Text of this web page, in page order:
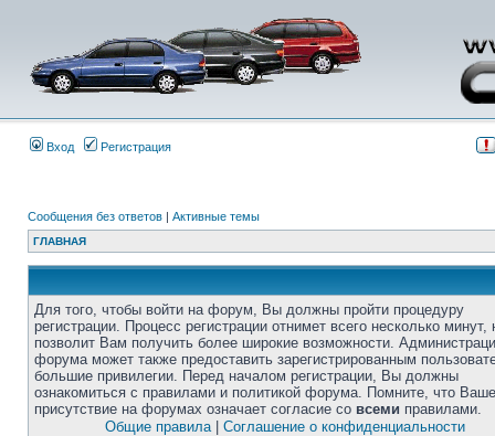
Вход Регистрация
Сообщения без ответов | Активные темы
ГЛАВНАЯ
Для того, чтобы войти на форум, Вы должны пройти процедуру
регистрации. Процесс регистрации отнимет всего несколько минут,
позволит Вам получить более широкие возможности.
форума может также предоставить зарегистрированным
большие привилегии. Перед началом регистрации, Вы должны
ознакомиться с правилами и политикой форума. Помните, что Ваше
присутствие на форумах означает согласие со всеми правилами.
Общие правила| Соглашение о конфиденциальности